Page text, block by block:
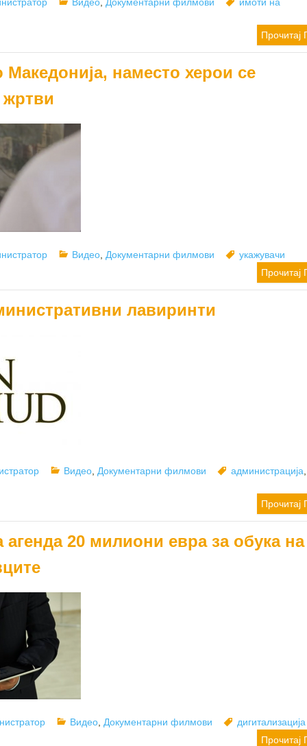
Прочитај
Македонија, наместо херои се
Categories
Видео Документарни филмови Tags
укажувачи
Прочитај
лавиринти
Categories
Видео Документарни филмови Tags
администрација
Прочитај
агенда 20 милиони евра за обука на
Categories
Видео Документарни филмови Tags
дигитализација
Прочитај